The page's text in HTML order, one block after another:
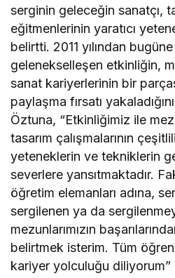
serginin geleceğin sanatçı,
eğitmenlerinin yaratıcı
belirtti. 2011 yılından
gelenekselleşen etkinliğin,
sanat kariyerlerinin bir
paylaşma fırsatı
Öztuna, “Etkinliğimiz ile
tasarım çalışmalarının
yeteneklerin ve tekniklerin
severlere yansıtmaktadır.
öğretim elemanları adına,
sergilenen ya da
mezunlarımızın
belirtmek isterim. Tüm
kariyer yolculuğu diliyorum”